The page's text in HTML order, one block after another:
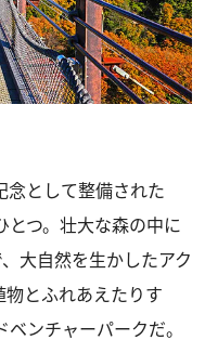
念として整備された
とつ。壮大な森の中に
大自然を生かしたアク
とふれあえたりす
ンチャーパークだ。